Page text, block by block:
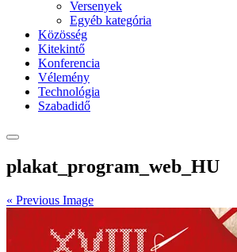
Versenyek
Egyéb kategória
Közösség
Kitekintő
Konferencia
Vélemény
Technológia
Szabadidő
plakat_program_web_HU
« Previous Image